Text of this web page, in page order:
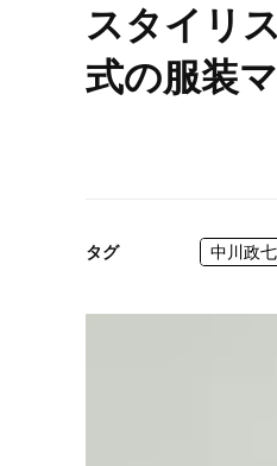
スタイリ
式の服装マ
タグ 中川政